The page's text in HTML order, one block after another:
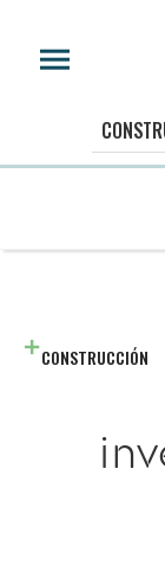
CONSTRUCCIÓN